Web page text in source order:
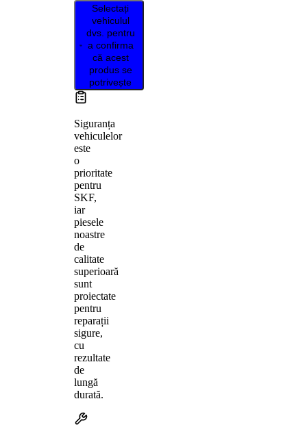
Selectați
vehiculul
dvs. pentru
a confirma
că acest
produs se
potrivește
Siguranța
vehiculelor
este
o
prioritate
pentru
SKF,
iar
piesele
noastre
de
calitate
superioară
sunt
proiectate
pentru
reparații
sigure,
cu
rezultate
de
lungă
durată.